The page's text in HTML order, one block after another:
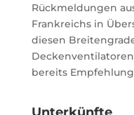
Rückmeldungen
Frankreichs in
diesen
Deckenventilatoren
bereits